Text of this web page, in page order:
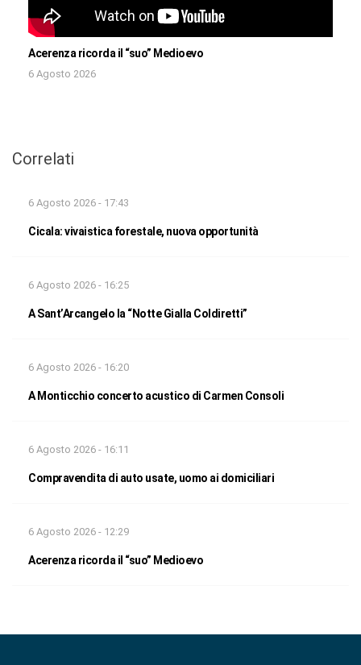
Acerenza ricorda il “suo” Medioevo
6 Agosto 2026
Correlati
6 Agosto 2026 - 17:43
Cicala: vivaistica forestale, nuova opportunità
6 Agosto 2026 - 16:25
A Sant’Arcangelo la “Notte Gialla Coldiretti”
6 Agosto 2026 - 16:20
A Monticchio concerto acustico di Carmen Consoli
6 Agosto 2026 - 16:11
Compravendita di auto usate, uomo ai domiciliari
6 Agosto 2026 - 12:29
Acerenza ricorda il “suo” Medioevo